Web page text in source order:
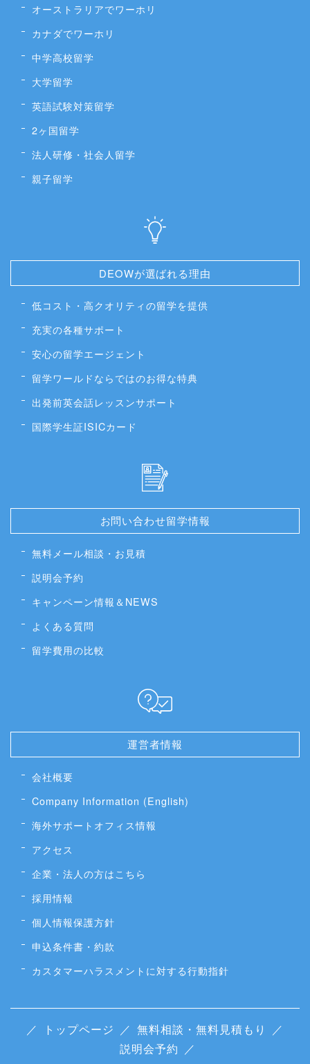
オーストラリアでワーホリ
カナダでワーホリ
中学高校留学
大学留学
英語試験対策留学
2ヶ国留学
法人研修・社会人留学
親子留学
DEOWが選ばれる理由
低コスト・高クオリティの留学を提供
充実の各種サポート
安心の留学エージェント
留学ワールドならではのお得な特典
出発前英会話レッスンサポート
国際学生証ISICカード
お問い合わせ留学情報
無料メール相談・お見積
説明会予約
キャンペーン情報＆NEWS
よくある質問
留学費用の比較
運営者情報
会社概要
Company Information (English)
海外サポートオフィス情報
アクセス
企業・法人の方はこちら
採用情報
個人情報保護方針
申込条件書・約款
カスタマーハラスメントに対する行動指針
／ トップページ ／ 無料相談・無料見積もり
／
説明会予約 ／